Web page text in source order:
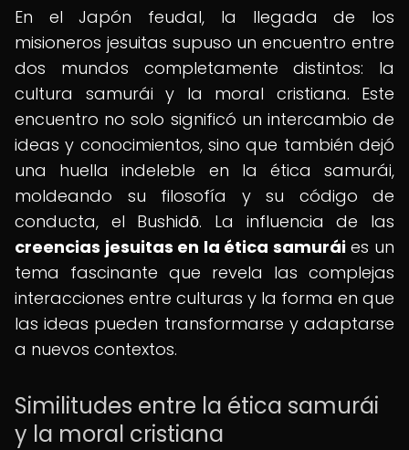
En el Japón feudal, la llegada de los
misioneros jesuitas supuso un encuentro entre
dos mundos completamente distintos: la
cultura samurái y la moral cristiana. Este
encuentro no solo significó un intercambio de
ideas y conocimientos, sino que también dejó
una huella indeleble en la ética samurái,
moldeando su filosofía y su código de
conducta, el Bushidō. La influencia de las
creencias jesuitas en la ética samuráies un
tema fascinante que revela las complejas
interacciones entre culturas y la forma en que
las ideas pueden transformarse y adaptarse
a nuevos contextos.
Similitudes entre la ética samurái
y la moral cristiana